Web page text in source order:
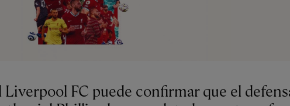
Liverpool FC puede confirmar que el